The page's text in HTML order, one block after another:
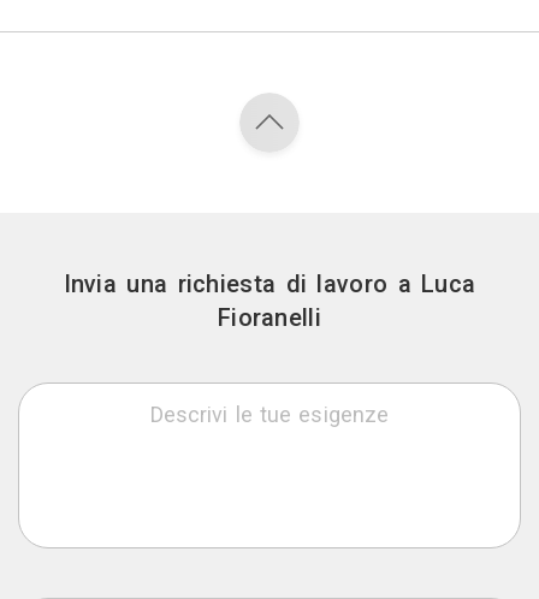
Invia una richiesta di lavoro a Luca
Fioranelli